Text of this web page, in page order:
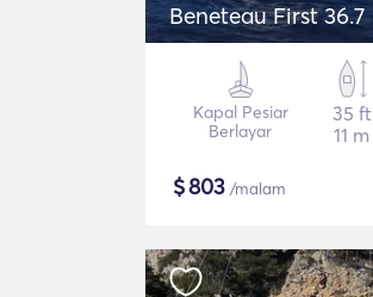
Beneteau First 36.7
Kapal Pesiar
Berlayar
35 ft
11 m
$803 /malam